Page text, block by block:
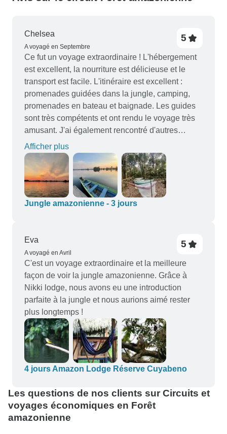
Chelsea
A voyagé en Septembre
5
Ce fut un voyage extraordinaire ! L'hébergement
est excellent, la nourriture est délicieuse et le
transport est facile. L'itinéraire est excellent :
promenades guidées dans la jungle, camping,
promenades en bateau et baignade. Les guides
sont très compétents et ont rendu le voyage très
amusant. J'ai également rencontré d'autres
voyageurs solitaires formidables. Merci pour ce
voyage fantastique !
Afficher plus
Jungle amazonienne - 3 jours
Eva
A voyagé en Avril
5
C'est un voyage extraordinaire et la meilleure
façon de voir la jungle amazonienne. Grâce à
Nikki lodge, nous avons eu une introduction
parfaite à la jungle et nous aurions aimé rester
plus longtemps !
4 jours Amazon Lodge Réserve Cuyabeno
Les questions de nos clients sur Circuits et
voyages économiques en Forêt
amazonienne